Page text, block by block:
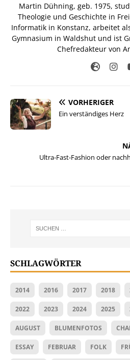
Martin Dühning, geb. 1975,
Theologie und Geschichte in
Informatik in Konstanz, arbeitet
Gymnasium in Waldshut und ist
Chefredakteur von
VORHERIGER
Ein verständiges Herz
Ultra-Fast-Fashion oder
SCHLAGWÖRTER
2014 2016 2017 2018
2022 2023 2024 2025
AUGUST BLUMENFOTOS
ESSAY FEBRUAR FOLK